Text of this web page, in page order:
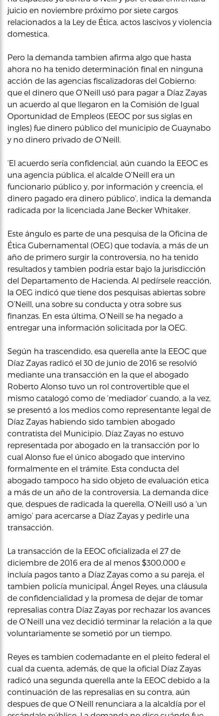
juicio en noviembre próximo por siete cargos
relacionados a la Ley de Ética, actos lascivos y violencia
domestica.
Pero la demanda tambien afirma algo que hasta
ahora no ha tenido determinación final en ninguna
acción de las agencias fiscalizadoras del Gobierno:
que el dinero que O’Neill usó para pagar a Díaz Zayas
un acuerdo al que llegaron en la Comisión de Igual
Oportunidad de Empleos (EEOC por sus siglas en
ingles) fue dinero público del municipio de Guaynabo
y no dinero privado de O’Neill.
‘El acuerdo sería confidencial, aún cuando la EEOC es
una agencia pública, el alcalde O’Neill era un
funcionario público y, por información y creencia, el
dinero pagado era dinero público’, indica la demanda
radicada por la licenciada Jane Becker Whitaker.
Este ángulo es parte de una pesquisa de la Oficina de
Ética Gubernamental (OEG) que todavía, a más de un
año de primero surgir la controversia, no ha tenido
resultados y tambien podría estar bajo la jurisdicción
del Departamento de Hacienda. Al pedírsele reacción,
la OEG indicó que tiene dos pesquisas abiertas sobre
O’Neill, una sobre su conducta y otra sobre sus
finanzas. En esta última, O’Neill se ha negado a
entregar una información solicitada por la OEG.
Según ha trascendido, esa querella ante la EEOC que
Díaz Zayas radicó el 30 de junio de 2016 se resolvió
mediante una transacción en la que el abogado
Roberto Alonso tuvo un rol controvertible que el
mismo catalogó como de ‘mediador’ cuando, a la vez,
se presentó a los medios como representante legal de
Díaz Zayas habiendo sido tambien abogado
contratista del Municipio. Díaz Zayas no estuvo
representada por abogado en la transacción por lo
cual Alonso fue el único abogado que intervino
formalmente en el trámite. Esta conducta del
abogado tampoco ha sido objeto de evaluación etica
a más de un año de la controversia. La demanda dice
que, despues de radicada la querella, O’Neill usó a ‘un
amigo’ para acercarse a Díaz Zayas y pedirle una
transacción.
La transacción de la EEOC oficializada el 27 de
diciembre de 2016 era de al menos $300,000 e
incluía pagos tanto a Díaz Zayas como a su pareja, el
tambien policía municipal, Ángel Reyes, una cláusula
de confidencialidad y la promesa de dejar de tomar
represalias contra Díaz Zayas por rechazar los avances
de O’Neill una vez decidió terminar la relación a la que
voluntariamente se sometió por un tiempo.
Reyes es tambien codemadante en el pleito federal el
cual da cuenta, además, de que la oficial Díaz Zayas
radicó una segunda querella ante la EEOC debido a la
continuación de las represalias en su contra, aún
despues de que O’Neill renunciara a la alcaldía por el